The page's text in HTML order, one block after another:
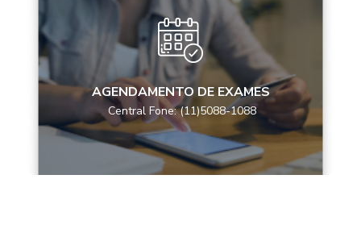
AGENDAMENTO DE EXAMES
Central Fone: (11)5088-1088